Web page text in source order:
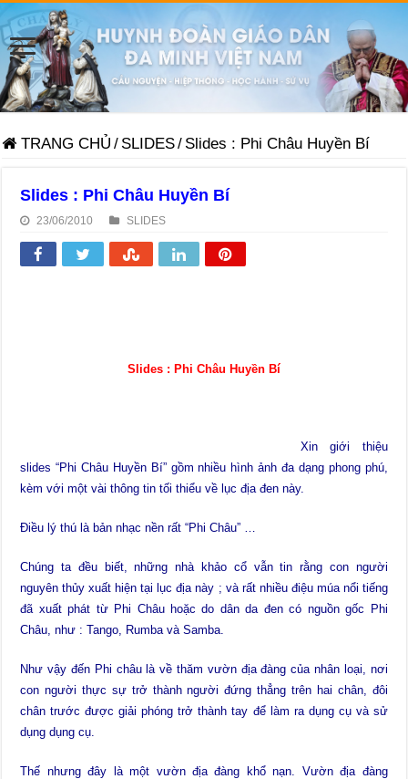
TRANG CHỦ / SLIDES/ Slides : Phi Châu Huyền Bí
Slides : Phi Châu Huyền Bí
23/06/2010 SLIDES
Slides : Phi Châu Huyền Bí
Xin giới thiệu
slides “Phi Châu Huyền Bí” gồm nhiều hình ảnh đa dạng phong phú,
kèm với một vài thông tin tối thiểu về lục địa đen này.
Điều lý thú là bản nhạc nền rất “Phi Châu” …
Chúng ta đều biết, những nhà khảo cổ vẫn tin rằng con người
nguyên thủy xuất hiện tại lục địa này ; và rất nhiều điệu múa nổi tiếng
đã xuất phát từ Phi Châu hoặc do dân da đen có nguồn gốc Phi
Châu, như : Tango, Rumba và Samba.
Như vậy đến Phi châu là về thăm vườn địa đàng của nhân loại, nơi
con người thực sự trở thành người đứng thẳng trên hai chân, đôi
chân trước được giải phóng trở thành tay để làm ra dụng cụ và sử
dụng dụng cụ.
Thế nhưng đây là một vườn địa đàng khổ nạn. Vườn địa đàng